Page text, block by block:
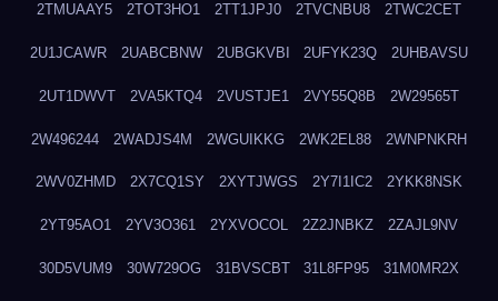
2TMUAAY5 2TOT3HO1 2TT1JPJ0 2TVCNBU8 2TWC2CET
2U1JCAWR 2UABCBNW 2UBGKVBI 2UFYK23Q 2UHBAVSU
2UT1DWVT 2VA5KTQ4 2VUSTJE1 2VY55Q8B 2W29565T
2W496244 2WADJS4M 2WGUIKKG 2WK2EL88 2WNPNKRH
2WV0ZHMD 2X7CQ1SY 2XYTJWGS 2Y7I1IC2 2YKK8NSK
2YT95AO1 2YV3O361 2YXVOCOL 2Z2JNBKZ 2ZAJL9NV
30D5VUM9 30W729OG 31BVSCBT 31L8FP95 31M0MR2X